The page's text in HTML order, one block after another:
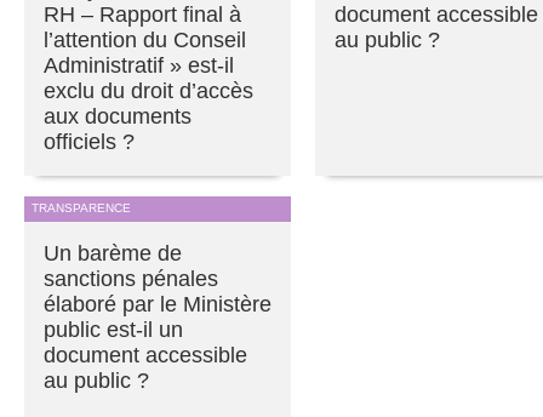
RH – Rapport final à
l’attention du Conseil
Administratif » est-il
exclu du droit d’accès
aux documents
officiels ?
document accessible
au public ?
TRANSPARENCE
Un barème de
sanctions pénales
élaboré par le Ministère
public est-il un
document accessible
au public ?